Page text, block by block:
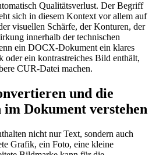
Qualitätsverlust. Der Begriff
sich in diesem Kontext vor allem auf
visuellen Schärfe, der Konturen, der
innerhalb der technischen
ein DOCX-Dokument ein klares
oder ein kontrastreiches Bild enthält,
CUR-Datei machen.
und die
Dokument verstehen
nicht nur Text, sondern auch
Grafik, ein Foto, eine kleine